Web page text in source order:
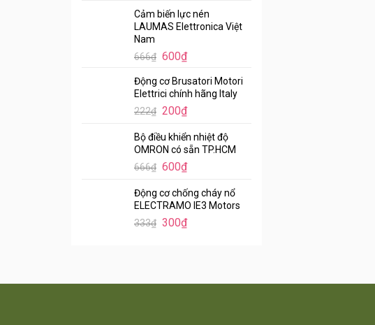
Cảm biến lực nén
LAUMAS Elettronica Việt
Nam
666₫ 600₫
Động cơ Brusatori Motori
Elettrici chính hãng Italy
222₫ 200₫
Bộ điều khiển nhiệt độ
OMRON có sẵn TP.HCM
666₫ 600₫
Động cơ chống cháy nổ
ELECTRAMO IE3 Motors
333₫ 300₫